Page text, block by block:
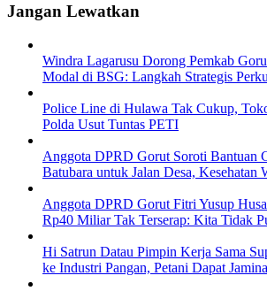
Jangan Lewatkan
Windra Lagarusu Dorong Pemkab
Modal di BSG: Langkah Strategis
Police Line di Hulawa Tak Cukup,
Polda Usut Tuntas PETI
Anggota DPRD Gorut Soroti Bantuan
Batubara untuk Jalan Desa, Kesehatan
Anggota DPRD Gorut Fitri Yusup
Rp40 Miliar Tak Terserap: Kita Tidak
Hi Satrun Datau Pimpin Kerja Sama
ke Industri Pangan, Petani Dapat